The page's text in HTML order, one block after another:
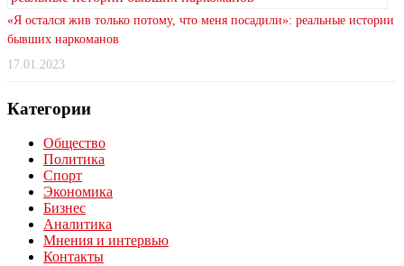
«Я остался жив только потому, что меня посадили»: реальные истории
бывших наркоманов
17.01.2023
Категории
Общество
Политика
Спорт
Экономика
Бизнес
Аналитика
Мнения и интервью
Контакты